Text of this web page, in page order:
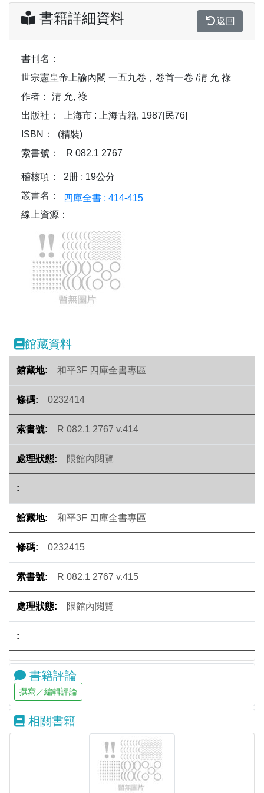
書籍詳細資料 返回
書刊名：
世宗憲皇帝上諭內閣 一五九卷，卷首一卷 /淸 允 祿
作者：
淸 允, 祿
出版社：
上海市 : 上海古籍, 1987[民76]
ISBN：
(精裝)
索書號：
R 082.1 2767
稽核項：
2册 ; 19公分
叢書名：
四庫全書 ; 414-415
線上資源：
Previous
館藏資料
和平3F 四庫全書專區
0232414
R 082.1 2767 v.414
限館內閱覽
和平3F 四庫全書專區
0232415
R 082.1 2767 v.415
限館內閱覽
書籍評論
相關書籍